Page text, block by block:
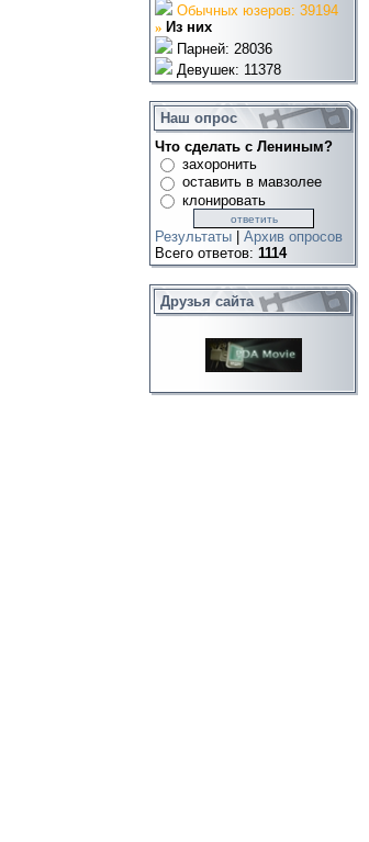
Обычных юзеров: 39194
» Из них
Парней: 28036
Девушек: 11378
Наш опрос
Что сделать с Лениным?
захоронить
оставить в мавзолее
клонировать
Результаты
Архив опросов
Всего ответов: 1114
Друзья сайта